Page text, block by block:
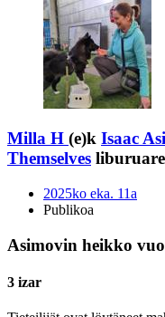
Milla H (e)k Isaac
Themselves
2025ko eka. 11a
Publikoa
Asimovin heikko
3 izar